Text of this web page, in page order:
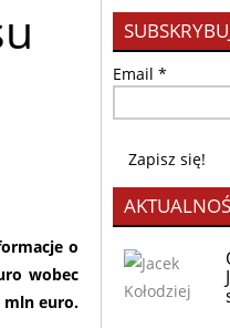
o
wobec
mln euro.
Email*